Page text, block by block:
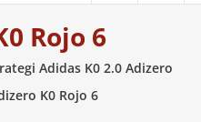
Rojo 6
Adidas K0 2.0 Adizero
K0 Rojo 6